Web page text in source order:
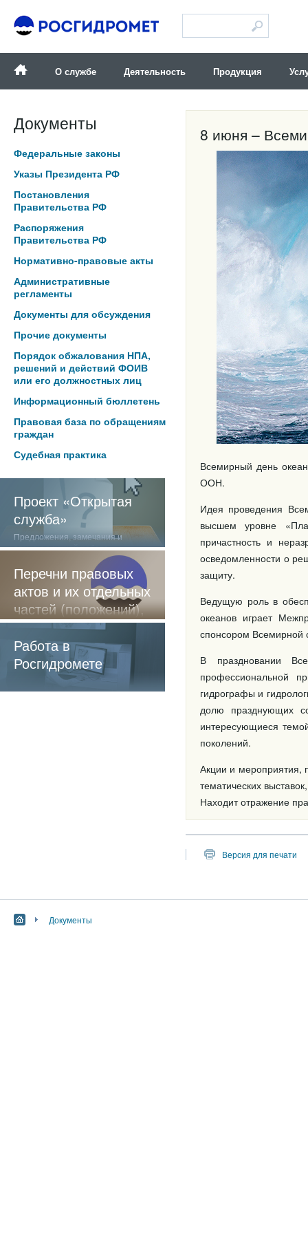
О службе Деятельность Продукция
Документы
Федеральные законы
Указы Президента РФ
Постановления
Правительства РФ
Распоряжения
Правительства РФ
Нормативно-правовые акты
Административные
регламенты
Документы для обсуждения
Прочие документы
Порядок обжалования НПА,
решений и действий ФОИВ
или его должностных лиц
Информационный бюллетень
Правовая база по обращениям
граждан
Судебная практика
Проект «Открытая
служба»
Предложения, замечания и
отзывы о нашей работе
Перечни правовых
актов и их отдельных
частей (положений),
содержащие
обязательные
требования
Работа в
Росгидромете
8 июня –
Всемирный день
ООН.
Идея проведения
высшем уровне
причастность и
осведомленности о
защиту.
Ведущую роль в
океанов играет
спонсором Всемирной
В праздновании
профессиональной
гидрографы и
долю празднующих
интересующиеся
поколений.
Акции и мероприятия,
тематических
Находит отражение
Версия для печати
Документы